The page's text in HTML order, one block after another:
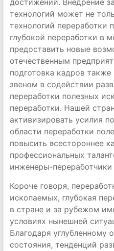
достижений. Внедрение
технологий может не
технологий переработки
глубокой переработки в
предоставить новые
отечественным
подготовка кадров
звеном в содействии
переработки полезных
переработки. Нашей
активизировать усилия
области переработки
повысить всестороннее
профессиональных
инженеры-
Короче говоря,
ископаемых, глубокая
в стране и за рубежом
условиях нынешней
Благодаря углубленному
состояния, тенденций